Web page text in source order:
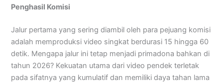
Penghasil Komisi
Jalur pertama yang sering diambil oleh para pejuang komisi
adalah memproduksi video singkat berdurasi 15 hingga 60
detik. Mengapa jalur ini tetap menjadi primadona bahkan di
tahun 2026? Kekuatan utama dari video pendek terletak
pada sifatnya yang kumulatif dan memiliki daya tahan lama